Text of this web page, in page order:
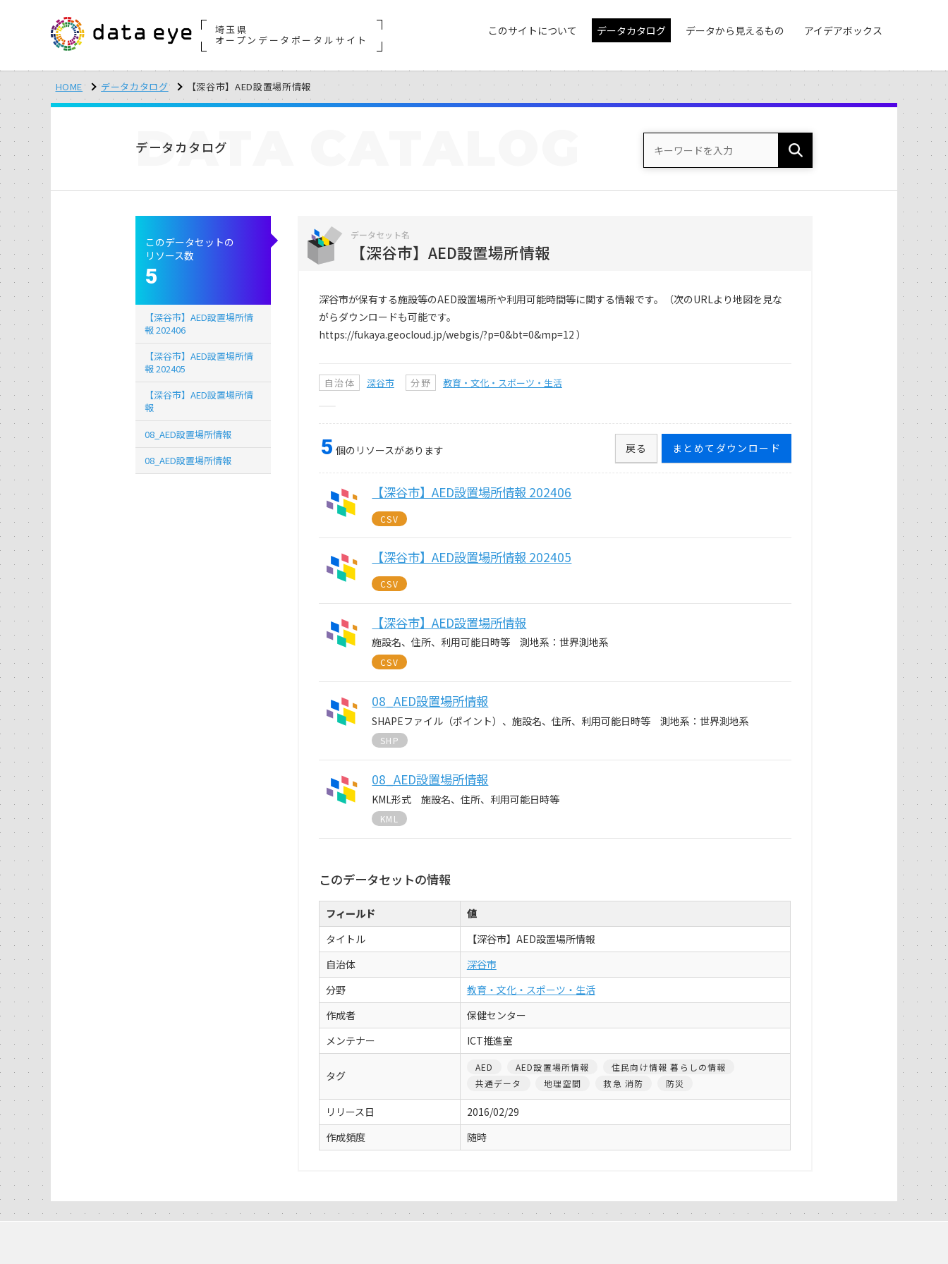
埼玉県
オープンデータポータルサイト
このサイトについて データカタログ データから見えるもの アイデアボックス
HOME データカタログ 【深谷市】AED設置場所情報
データカタログ
DATA
データセット名
【深谷市】AED設置場所情報
深谷市が保有する施設等のAED設置場所や利用可能時間等に関する情報です。（次のURLより地図を見な
がらダウンロードも可能です。
https://fukaya.geocloud.jp/webgis/?p=0&bt=0&mp=12 ）
自治体 深谷市 分野 教育・文化・スポーツ・生活
5 個のリソースがあります まとめてダウンロード
戻る
【深谷市】AED設置場所情報 202406
CSV
【深谷市】AED設置場所情報 202405
CSV
【深谷市】AED設置場所情報
施設名、住所、利用可能日時等 測地系：世界測地系
CSV
08_AED設置場所情報
SHAPEファイル（ポイント）、施設名、住所、利用可能日時等 測地系：世界測地系
SHP
08_AED設置場所情報
KML形式 施設名、住所、利用可能日時等
KML
このデータセットの情報
フィールド
値
タイトル
【深谷市】AED設置場所情報
自治体
深谷市
分野
教育・文化・スポーツ・生活
作成者
保健センター
メンテナー
ICT推進室
タグ
AED AED設置場所情報
住民向け情報 暮らしの情報
共通データ
地理空間 救急 消防 防災
リリース日
2016/02/29
作成頻度
随時
このデータセットの
リソース数
5
【深谷市】AED設置場所情
報 202406
【深谷市】AED設置場所情
報 202405
【深谷市】AED設置場所情
報
08_AED設置場所情報
08_AED設置場所情報